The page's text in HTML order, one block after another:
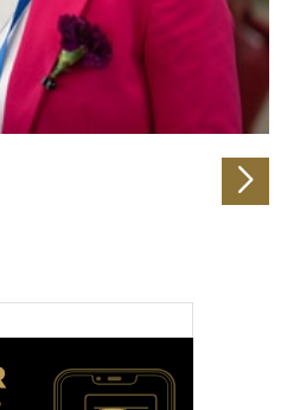
an unsere Partner für
Analysen weiter. Unsere
möglicherweise mit
die Sie ihnen bereitgestellt
Ihrer Nutzung der Dienste